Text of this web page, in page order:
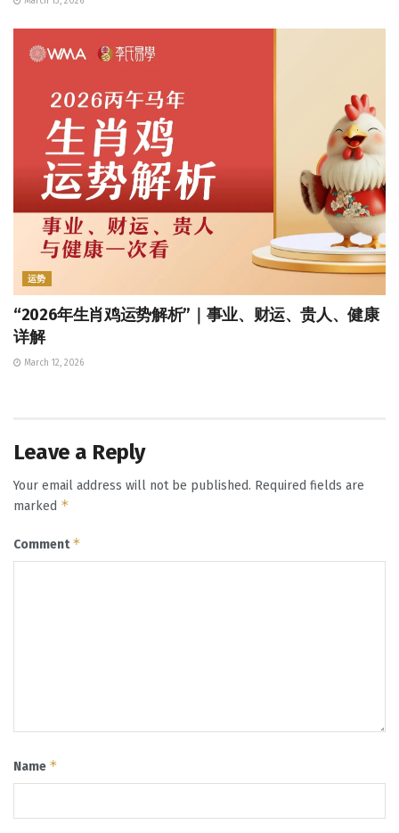
运势
“2026年生肖鸡运势解析”｜事业、财运、贵人、健康
详解
March 12, 2026
Leave a Reply
Your email address will not be published. Required fields are
marked *
Comment*
Name *